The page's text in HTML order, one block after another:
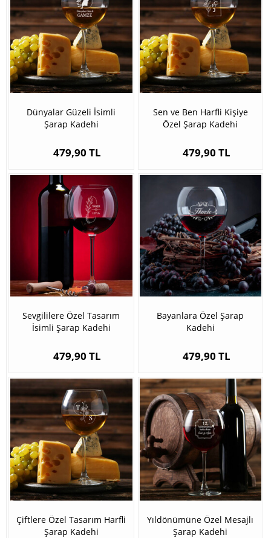
Dünyalar Güzeli İsimli
Şarap Kadehi
479,90 TL
Sen ve Ben Harfli Kişiye
Özel Şarap Kadehi
479,90 TL
Sevgililere Özel Tasarım
İsimli Şarap Kadehi
479,90 TL
Bayanlara Özel Şarap
Kadehi
479,90 TL
Çiftlere Özel Tasarım Harfli
Şarap Kadehi
Yıldönümüne Özel Mesajlı
Şarap Kadehi